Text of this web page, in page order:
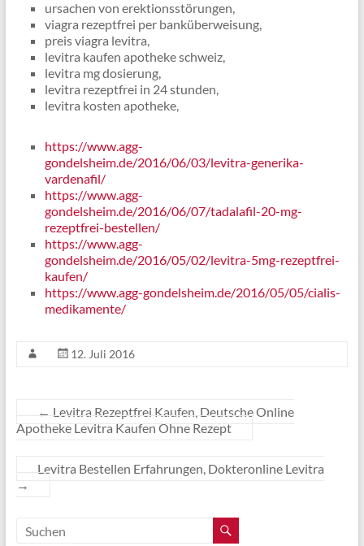
ursachen von erektionsstörungen,
viagra rezeptfrei per banküberweisung,
preis viagra levitra,
levitra kaufen apotheke schweiz,
levitra mg dosierung,
levitra rezeptfrei in 24 stunden,
levitra kosten apotheke,
https://www.agg-
gondelsheim.de/2016/06/03/levitra-generika-
vardenafil/
https://www.agg-
gondelsheim.de/2016/06/07/tadalafil-20-mg-
rezeptfrei-bestellen/
https://www.agg-
gondelsheim.de/2016/05/02/levitra-5mg-rezeptfrei-
kaufen/
https://www.agg-gondelsheim.de/2016/05/05/cialis-
medikamente/
12. Juli 2016
← Levitra Rezeptfrei Kaufen, Deutsche Online
Apotheke Levitra Kaufen Ohne Rezept
Levitra Bestellen Erfahrungen, Dokteronline Levitra
→